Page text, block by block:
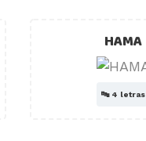
HAMA
🔤 4 letras